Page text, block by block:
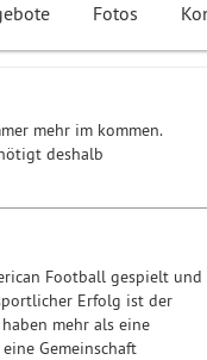
Fotos
mehr im kommen.
deshalb
Football gespielt und
Erfolg ist der
mehr als eine
Gemeinschaft